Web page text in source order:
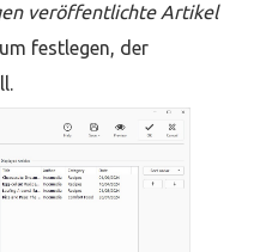
veröffentlichte Artikel
festlegen, der